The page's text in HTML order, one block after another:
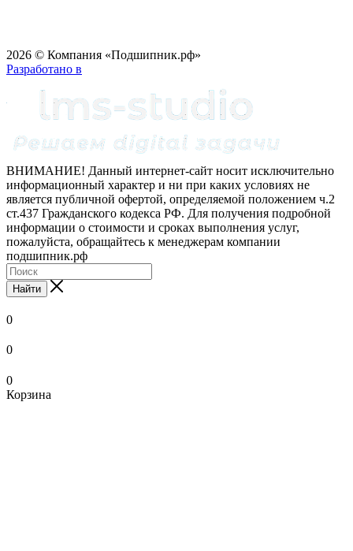
2026 © Компания «Подшипник.рф»
Разработано в
ВНИМАНИЕ! Данный интернет-сайт носит исключительно
информационный характер и ни при каких условиях не
является публичной офертой, определяемой положением ч.2
ст.437 Гражданского кодекса РФ. Для получения подробной
информации о стоимости и сроках выполнения услуг,
пожалуйста, обращайтесь к менеджерам компании
подшипник.рф
Найти
0
0
0
Корзина